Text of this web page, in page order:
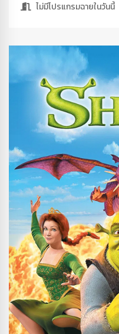
ไม่มีโปรแกรมฉายในวันนี้